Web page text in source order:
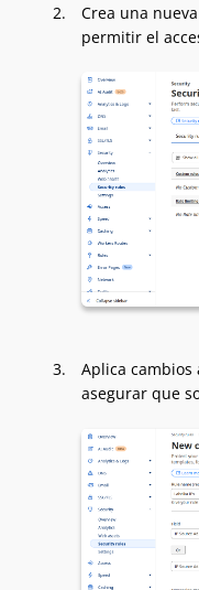
Crea una
permitir el
Aplica cambios
asegurar que